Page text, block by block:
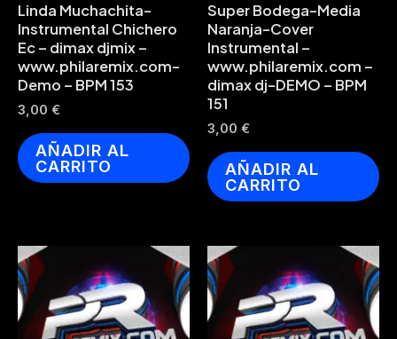
Linda Muchachita-
Instrumental Chichero
Ec – dimax djmix –
www.philaremix.com-
Demo – BPM 153
3,00 €
AÑADIR AL
CARRITO
Super Bodega-Media
Naranja-Cover
Instrumental –
www.philaremix.com –
dimax dj-DEMO – BPM
151
3,00 €
AÑADIR AL
CARRITO